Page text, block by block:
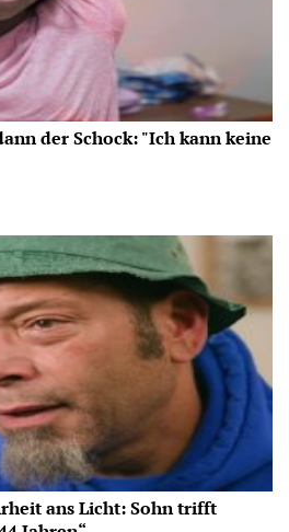
der Schock: "Ich kann keine
ans Licht: Sohn trifft